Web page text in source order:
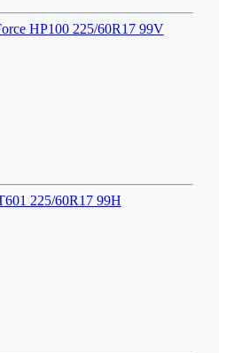
HP100 225/60R17 99V
225/60R17 99H